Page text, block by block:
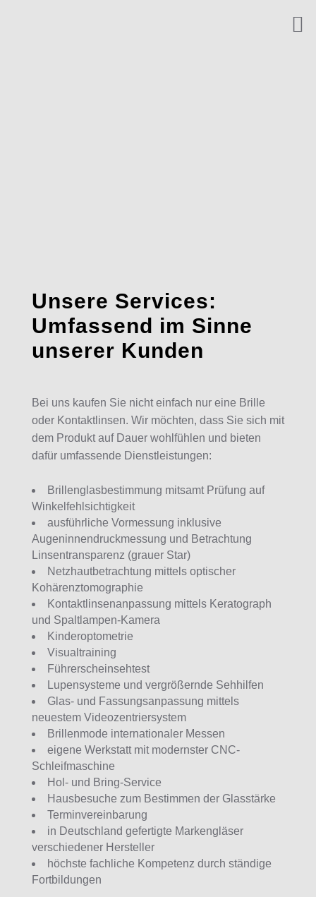
Unsere Services:
Umfassend im Sinne
unserer Kunden
Bei uns kaufen Sie nicht einfach nur eine Brille
oder Kontaktlinsen. Wir möchten, dass Sie sich mit
dem Produkt auf Dauer wohlfühlen und bieten
dafür umfassende Dienstleistungen:
Brillenglasbestimmung mitsamt Prüfung auf
Winkelfehlsichtigkeit
ausführliche Vormessung inklusive
Augeninnendruckmessung und Betrachtung
Linsentransparenz (grauer Star)
Netzhautbetrachtung mittels optischer
Kohärenztomographie
Kontaktlinsenanpassung mittels Keratograph
und Spaltlampen-Kamera
Kinderoptometrie
Visualtraining
Führerscheinsehtest
Lupensysteme und vergrößernde Sehhilfen
Glas- und Fassungsanpassung mittels
neuestem Videozentriersystem
Brillenmode internationaler Messen
eigene Werkstatt mit modernster CNC-
Schleifmaschine
Hol- und Bring-Service
Hausbesuche zum Bestimmen der Glasstärke
Terminvereinbarung
in Deutschland gefertigte Markengläser
verschiedener Hersteller
höchste fachliche Kompetenz durch ständige
Fortbildungen